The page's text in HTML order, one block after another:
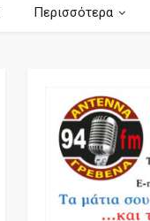
Περισσότερα